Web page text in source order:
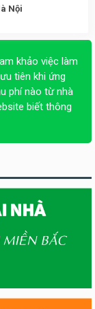
Nội
khảo việc làm
tiên khi ứng
phí nào từ nhà
biết thông